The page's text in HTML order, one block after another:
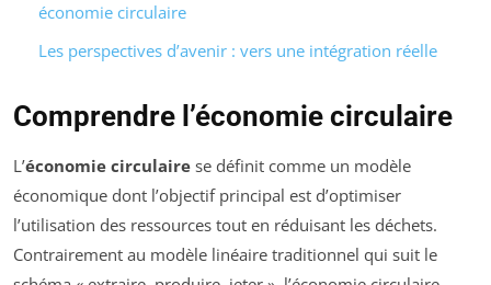
économie circulaire
Les perspectives d’avenir : vers une intégration réelle
Comprendre l’économie circulaire
L’économie circulaire se définit comme un modèle
économique dont l’objectif principal est d’optimiser
l’utilisation des ressources tout en réduisant les déchets.
Contrairement au modèle linéaire traditionnel qui suit le